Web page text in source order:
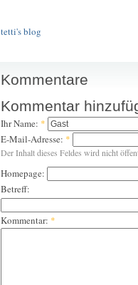
tetti's blog
Kommentare
Kommentar
Ihr Name: *
E-Mail-Adresse: *
Der Inhalt dieses Feldes wird nicht
Homepage:
Betreff:
Kommentar: *